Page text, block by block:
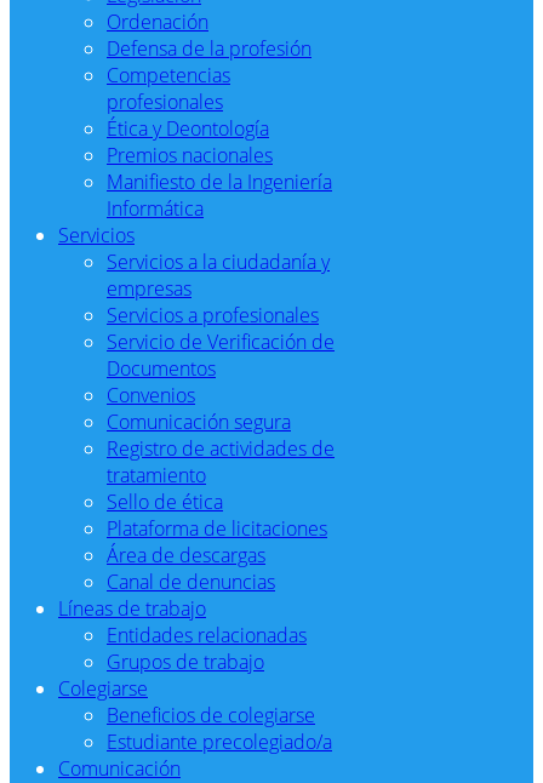
Ordenación
Defensa de la profesión
Competencias
profesionales
Ética y Deontología
Premios nacionales
Manifiesto de la Ingeniería
Informática
Servicios
Servicios a la ciudadanía y
empresas
Servicios a profesionales
Servicio de Verificación de
Documentos
Convenios
Comunicación segura
Registro de actividades de
tratamiento
Sello de ética
Plataforma de licitaciones
Área de descargas
Canal de denuncias
Líneas de trabajo
Entidades relacionadas
Grupos de trabajo
Colegiarse
Beneficios de colegiarse
Estudiante precolegiado/a
Comunicación